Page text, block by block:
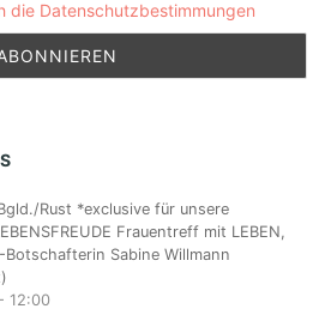
die Datenschutzbestimmungen
Rust *exclusive für unsere
Frauentreff mit LEBEN,
Botschafterin Sabine Willmann
- 12:00